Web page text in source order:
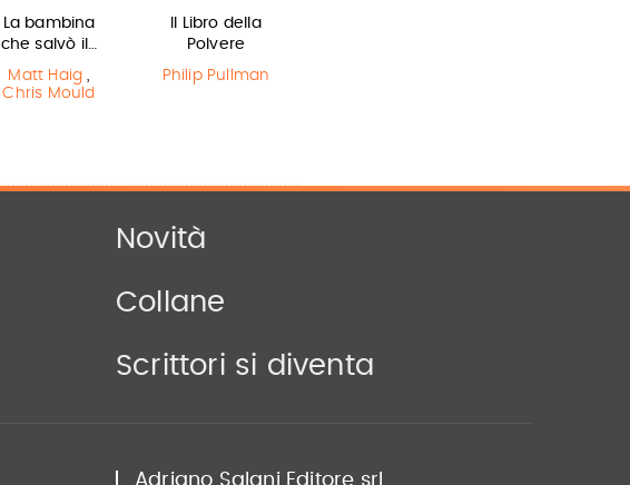
La bambina
che salvò il…
Matt Haig ,
Chris Mould
Il Libro della
Polvere
Philip Pullman
Novità
Collane
Scrittori si diventa
Adriano Salani Editore srl